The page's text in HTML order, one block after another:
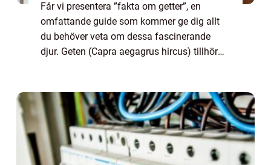
Får vi presentera ”fakta om getter”, en
omfattande guide som kommer ge dig allt
du behöver veta om dessa fascinerande
djur. Geten (Capra aegagrus hircus) tillhör